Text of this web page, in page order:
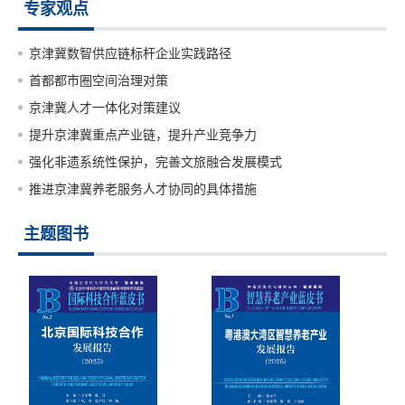
专家观点
京津冀数智供应链标杆企业实践路径
首都都市圈空间治理对策
京津冀人才一体化对策建议
提升京津冀重点产业链，提升产业竞争力
强化非遗系统性保护，完善文旅融合发展模式
推进京津冀养老服务人才协同的具体措施
主题图书